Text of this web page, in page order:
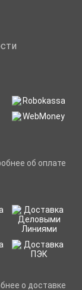
об оплате
о доставке